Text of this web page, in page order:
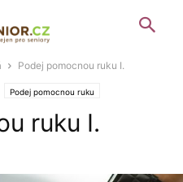
Podej pomocnou ruku I.
Podej pomocnou ruku
ruku I.